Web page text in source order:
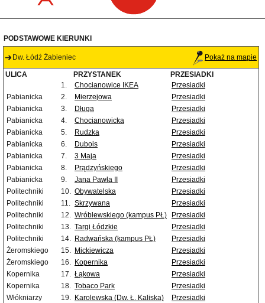
PODSTAWOWE KIERUNKI
Dw. Łódź Żabieniec Pokaż na mapie
ULICA PRZYSTANEK
PRZESIADKI
1.
Chocianowice IKEA
Przesiadki
Pabianicka
2. Mierzejowa
Przesiadki
Pabianicka
3. Długa
Przesiadki
Pabianicka
4. Chocianowicka
Przesiadki
Pabianicka
5. Rudzka
Przesiadki
Pabianicka
6. Dubois
Przesiadki
Pabianicka
7. 3 Maja
Przesiadki
Pabianicka
8. Prądzyńskiego
Przesiadki
Pabianicka
9. Jana Pawła II
Przesiadki
Politechniki
10. Obywatelska
Przesiadki
Politechniki
11. Skrzywana
Przesiadki
Politechniki
12. Wróblewskiego (kampus PŁ)
Przesiadki
Politechniki
13. Targi Łódzkie
Przesiadki
Politechniki
14. Radwańska (kampus PŁ)
Przesiadki
Żeromskiego
15. Mickiewicza
Przesiadki
Żeromskiego
16. Kopernika
Przesiadki
Kopernika
17. Łąkowa
Przesiadki
Kopernika
18. Tobaco Park
Przesiadki
Włókniarzy
19. Karolewska (Dw. Ł. Kaliska)
Przesiadki